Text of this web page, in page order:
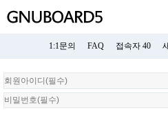
1:1문의 FAQ 접속자 40
회
원
로